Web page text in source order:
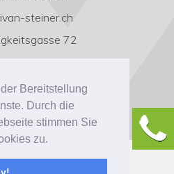
Bereitstellung
Durch die
stimmen Sie
zu.
steiner.ch
72
Bern
ivan-steiner.ch